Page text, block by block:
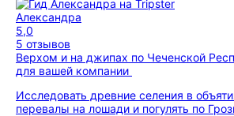
Александра
5,0
5 отзывов
Верхом и на джипах по Чеченской
для вашей компании
Исследовать древние селения в
перевалы на лошади и погулять по